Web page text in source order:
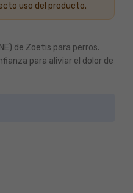
uso del producto.
de Zoetis para perros.
para aliviar el dolor de